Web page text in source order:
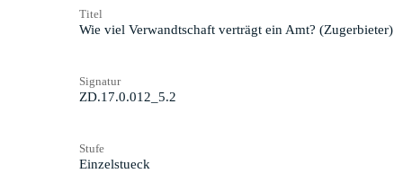
Titel
Wie viel Verwandtschaft verträgt ein Amt? (Zugerbieter)
Signatur
ZD.17.0.012_5.2
Stufe
Einzelstueck